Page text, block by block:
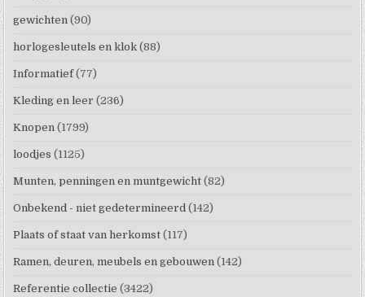
gewichten (90)
horlogesleutels en klok (88)
Informatief (77)
Kleding en leer (236)
Knopen (1799)
loodjes (1125)
Munten, penningen en muntgewicht (82)
Onbekend - niet gedetermineerd (142)
Plaats of staat van herkomst (117)
Ramen, deuren, meubels en gebouwen (142)
Referentie collectie (3422)